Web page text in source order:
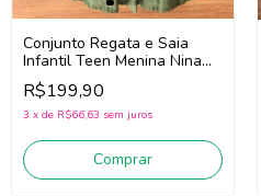
Conjunto Regata e Saia
Infantil Teen Menina Nina
Go! 2263027 (Off
White/Verde)
R$199,90
3 x de R$66,63 sem juros
Comprar